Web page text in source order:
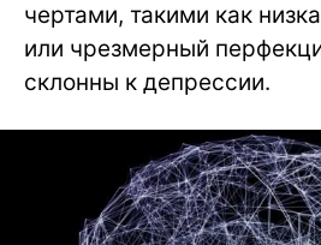
чертами, такими как
или чрезмерный
склонны к депрессии.